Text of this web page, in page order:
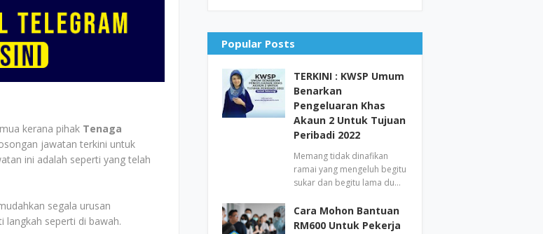
kerana pihak Tenaga
jawatan terkini untuk
ini adalah seperti yang telah
segala urusan
langkah seperti di bawah.
Popular Posts
TERKINI : KWSP Umum
Benarkan
Pengeluaran Khas
Akaun 2 Untuk Tujuan
Peribadi 2022
Memang tidak dinafikan
ramai yang mengeluh begitu
sukar dan begitu lama du…
Cara Mohon Bantuan
RM600 Untuk Pekerja